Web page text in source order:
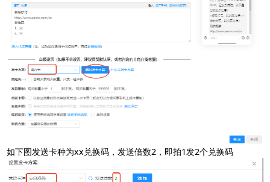
如下图发送卡种为xx兑换码，发送倍数2，即拍1发2个兑换码